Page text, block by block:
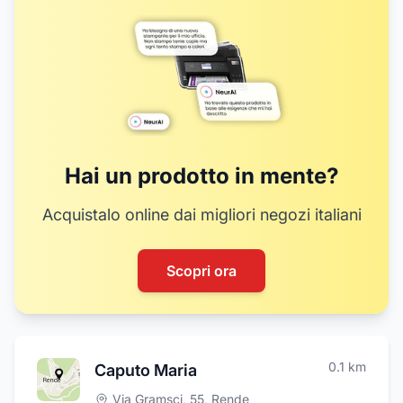
Hai un prodotto in mente?
Acquistalo online dai migliori negozi italiani
Scopri ora
Caputo Maria 0.1 km
Via Gramsci, 55, Rende